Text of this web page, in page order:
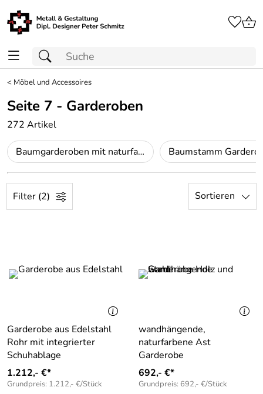
< Möbel und Accessoires
Seite 7 - Garderoben
272 Artikel
Baumgarderoben mit naturfarbenen Ästen
Filter (2) Sortieren
Garderobe aus Edelstahl
Rohr mit integrierter
Schuhablage
1.212,- €*
Grundpreis: 1.212,- €/Stück
wandhängende,
naturfarbene Ast
Garderobe
692,- €*
Grundpreis: 692,- €/Stück